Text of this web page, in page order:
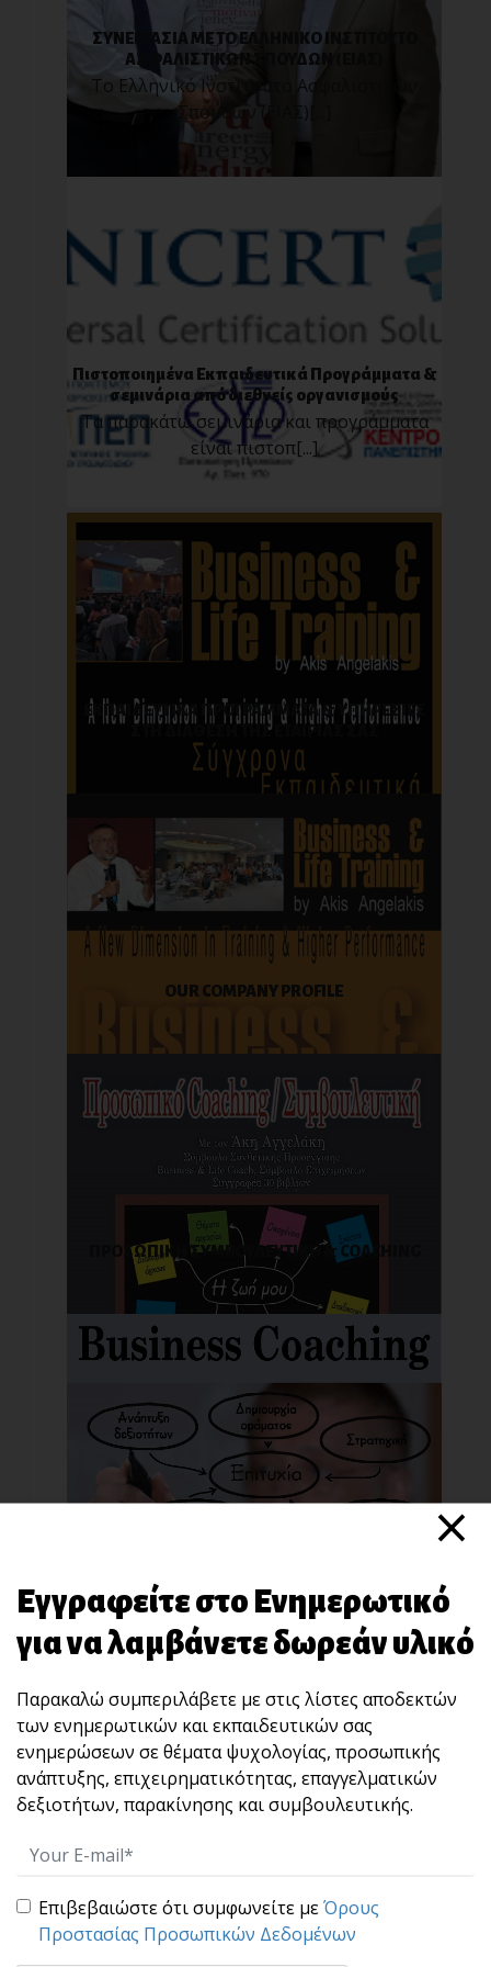
ΣΥΝΕΡΓΑΣΙΑ ΜΕ ΤΟ ΕΛΛΗΝΙΚΟ ΙΝΣΤΙΤΟΥΤΟ
ΑΣΦΑΛΙΣΤΙΚΩΝ ΣΠΟΥΔΩΝ (ΕΙΑΣ)
Το Ελληνικό Ινστιτούτο Ασφαλιστικών
Σπουδών (ΕΙΑΣ)[...]
Πιστοποιημένα Εκπαιδευτικά Προγράμματα &
σεμινάρια από διεθνείς οργανισμούς
Τα παρακάτω σεμινάρια και προγράμματα
είναι πιστοπ[...]
ΕΚΠΑΙΔΕΥΤΙΚΑ ΠΡΟΓΡΑΜΜΑΤΑ & ΥΠΗΡΕΣΙΕΣ
ΣΤΗ ΔΙΑΘΕΣΗ ΤΗΣ ΕΤΑΙΡΙΑΣ ΣΑΣ
OUR COMPANY PROFILE
ΠΡΟΣΩΠΙΚΗ ΣΥΜΒΟΥΛΕΥΤΙΚΗ & COACHING
ΔΗΜΙΟΥΡΓΩΝΤΑΣ ΕΝΑ "ΚΑΙΝΟΥΡΓΙΟ" ΕΑΥΤΟ- Η
Μέθοδος Redefining Self : The Method
Ένα βιωματικό σεμινάριο / μέθοδος που σας
×
Εγγραφείτε στο Ενημερωτικό
για να λαμβάνετε δωρεάν υλικό
Παρακαλώ συμπεριλάβετε με στις λίστες αποδεκτών
των ενημερωτικών και εκπαιδευτικών σας
ενημερώσεων σε θέματα ψυχολογίας, προσωπικής
ανάπτυξης, επιχειρηματικότητας, επαγγελματικών
δεξιοτήτων, παρακίνησης και συμβουλευτικής.
Επιβεβαιώστε ότι συμφωνείτε μεΌρους
Προστασίας Προσωπικών Δεδομένων